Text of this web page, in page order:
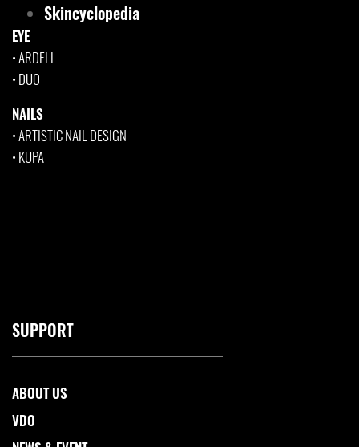
Skincyclopedia
EYE
•ARDELL
• DUO
NAILS
•ARTISTIC NAIL DESIGN
• KUPA
SUPPORT
ABOUT US
VDO